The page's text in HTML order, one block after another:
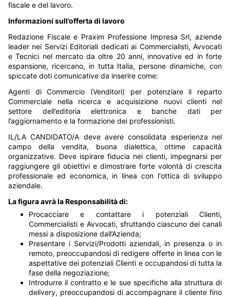
fiscale e del lavoro.
Informazioni sull’offerta di lavoro
Redazione Fiscale e Praxim Professione Impresa Srl, aziende
leader nei Servizi Editoriali dedicati ai Commercialisti, Avvocati
e Tecnici nel mercato da oltre 20 anni, innovative ed in forte
espansione, ricercano, in tutta Italia, persone dinamiche, con
spiccate doti comunicative da inserire come:
Agenti di Commercio (Venditori) per potenziare il reparto
Commerciale nella ricerca e acquisizione nuovi clienti nel
settore dell’editoria elettronica e banche dati per
l’aggiornamento e la formazione dei professionisti.
IL/LA CANDIDATO/A deve avere consolidata esperienza nel
campo della vendita, buona dialettica, ottime capacità
organizzative. Deve ispirare fiducia nei clienti, impegnarsi per
raggiungere gli obiettivi e dimostrare forte volontà di crescita
professionale ed economica, in linea con l'ottica di sviluppo
aziendale.
La figura avrà la Responsabilità di:
Procacciare e contattare i potenziali Clienti,
Commercialisti e Avvocati, sfruttando ciascuno dei canali
messi a disposizione dall’Azienda;
Presentare i Servizi/Prodotti aziendali, in presenza o in
remoto, preoccupandosi di redigere offerte in linea con le
aspettative dei potenziali Clienti e occupandosi di tutta la
fase della negoziazione;
Introdurre il contratto e le sue specifiche alla struttura di
delivery, preoccupandosi di accompagnare il cliente fino